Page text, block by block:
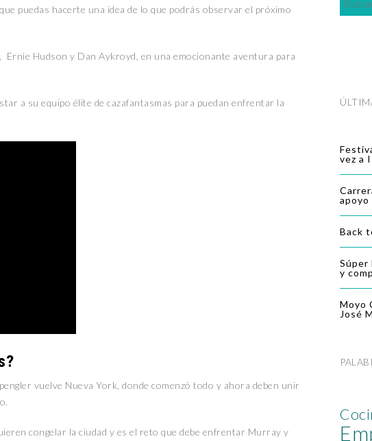
puedas hacerte una idea de lo que podrás observar el próximo
Hudson y Dan Aykroyd, en una emocionante aventura para
a su equipo élite de cazafantasmas para puedan enfrentar la
vuelve Nueva York, donde comenzó todo y ahora deben unir
congelar la ciudad y es el reto que debe enfrentar Murray y
vez a
apoyo
Back
Súper
y
Moyo
José